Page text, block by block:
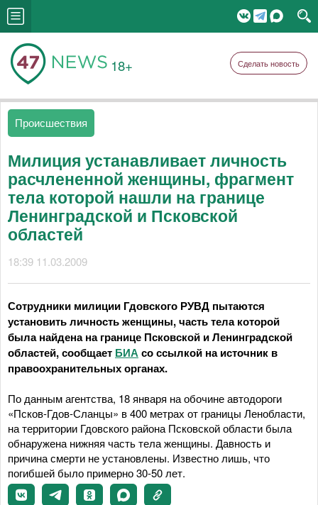
18+ Сделать новость
Происшествия
Милиция устанавливает личность
расчлененной женщины, фрагмент
тела которой нашли на границе
Ленинградской и Псковской
областей
18:39 11.03.2009
Сотрудники милиции Гдовского РУВД пытаются
установить личность женщины, часть тела которой
была найдена на границе Псковской и Ленинградской
областей, сообщает БИАсо ссылкой на источник в
правоохранительных органах.
По данным агентства, 18 января на обочине автодороги
«Псков-Гдов-Сланцы» в 400 метрах от границы Ленобласти,
на территории Гдовского района Псковской области была
обнаружена нижняя часть тела женщины. Давность и
причина смерти не установлены. Известно лишь, что
погибшей было примерно 30-50 лет.